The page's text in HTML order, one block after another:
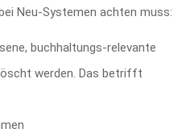
Neu-Systemen achten muss:
buchhaltungs-relevante
werden. Das betrifft